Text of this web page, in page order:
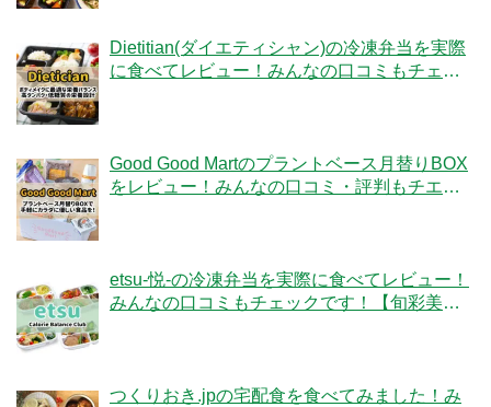
Dietitian(ダイエティシャン)の冷凍弁当を実際
に食べてレビュー！みんなの口コミもチェッ
Good Good Martのプラントベース月替りBOX
をレビュー！みんなの口コミ・評判もチエッ
etsu-悦-の冷凍弁当を実際に食べてレビュー！
みんなの口コミもチェックです！【旬彩美
つくりおき.jpの宅配食を食べてみました！み